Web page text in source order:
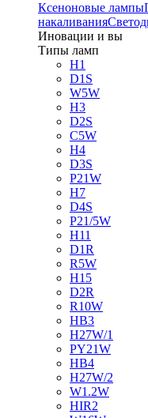
Ксеноновые лампы
накаливания
Иновации и вы
Типы ламп
H1
D1S
W5W
H3
D2S
C5W
H4
D3S
P21W
H7
D4S
P21/5W
H11
D1R
R5W
H15
D2R
R10W
HB3
H27W/1
PY21W
HB4
H27W/2
W1.2W
HIR2